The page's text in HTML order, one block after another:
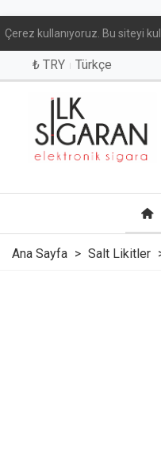
Çerez kullanıyoruz. Bu siteyi
₺ TRY Türkçe
Ana Sayfa > Salt Likitler